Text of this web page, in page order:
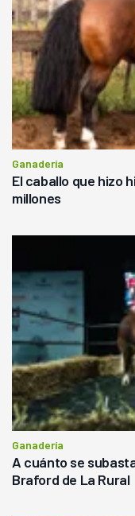
Ganadería
El caballo que hizo
millones
Ganadería
A cuánto se
Braford de La Rural